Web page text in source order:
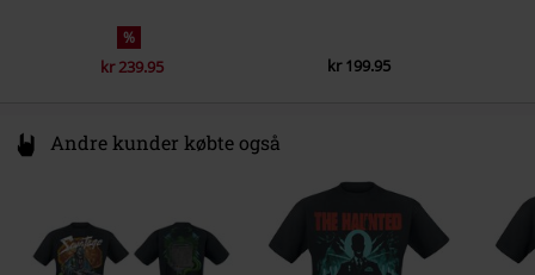
1.
Degrees of sanity
All that I bleed
4.
Damien
%
kr 239.95 kr 199.95
Andre kunder købte også